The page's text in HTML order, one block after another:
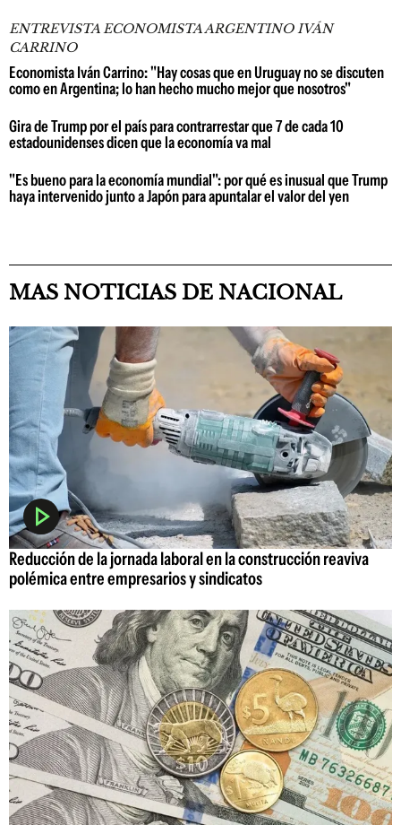
ENTREVISTA ECONOMISTA ARGENTINO IVÁN
CARRINO
Economista Iván Carrino: "Hay cosas que en Uruguay no se discuten
como en Argentina; lo han hecho mucho mejor que nosotros"
Gira de Trump por el país para contrarrestar que 7 de cada 10
estadounidenses dicen que la economía va mal
"Es bueno para la economía mundial": por qué es inusual que Trump
haya intervenido junto a Japón para apuntalar el valor del yen
MAS NOTICIAS DE NACIONAL
Reducción de la jornada laboral en la construcción reaviva
polémica entre empresarios y sindicatos